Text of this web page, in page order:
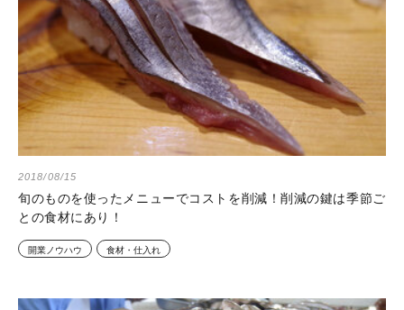
2018/08/15
旬のものを使ったメニューでコストを削減！削減の鍵は季節ご
との食材にあり！
開業ノウハウ 食材・仕入れ